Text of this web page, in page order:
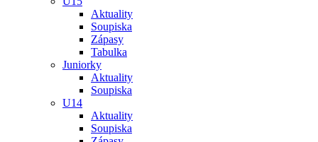
Aktuality
Soupiska
Zápasy
Tabulka
Juniorky
Aktuality
Soupiska
U14
Aktuality
Soupiska